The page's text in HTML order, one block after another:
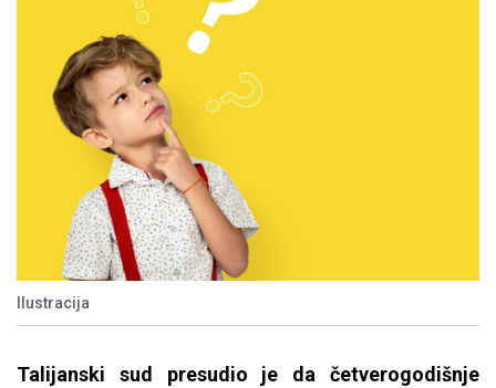
Ilustracija
Talijanski sud presudio je da četverogodišnje